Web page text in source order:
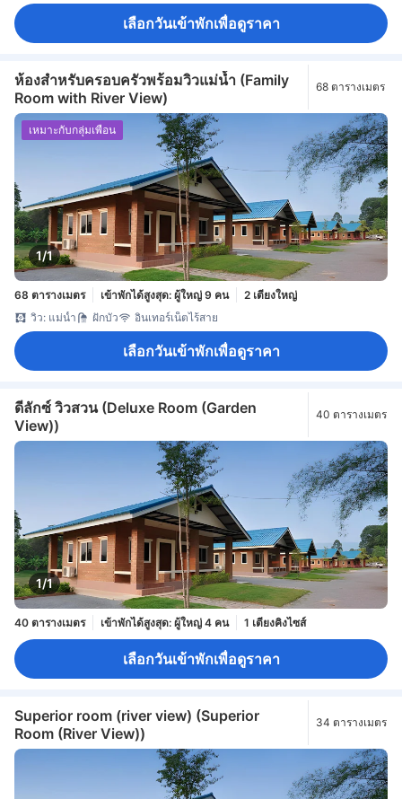
เลือกวันเข้าพักเพื่อดูราคา
ห้องสำหรับครอบครัวพร้อมวิวแม่น้ำ (Family
Room with River View)
68 ตารางเมตร
1/1
เหมาะกับกลุ่มเพื่อน
68 ตารางเมตร เข้าพักได้สูงสุด: ผู้ใหญ่ 9 คน
2 เตียงใหญ่
วิว: แม่น้ำ
ฝักบัว อินเทอร์เน็ตไร้สาย
เลือกวันเข้าพักเพื่อดูราคา
ดีลักซ์ วิวสวน (Deluxe Room (Garden
View))
40 ตารางเมตร
1/1
40 ตารางเมตร เข้าพักได้สูงสุด: ผู้ใหญ่ 4 คน 1 เตียงคิงไซส์
เลือกวันเข้าพักเพื่อดูราคา
Superior room (river view) (Superior
Room (River View))
34 ตารางเมตร